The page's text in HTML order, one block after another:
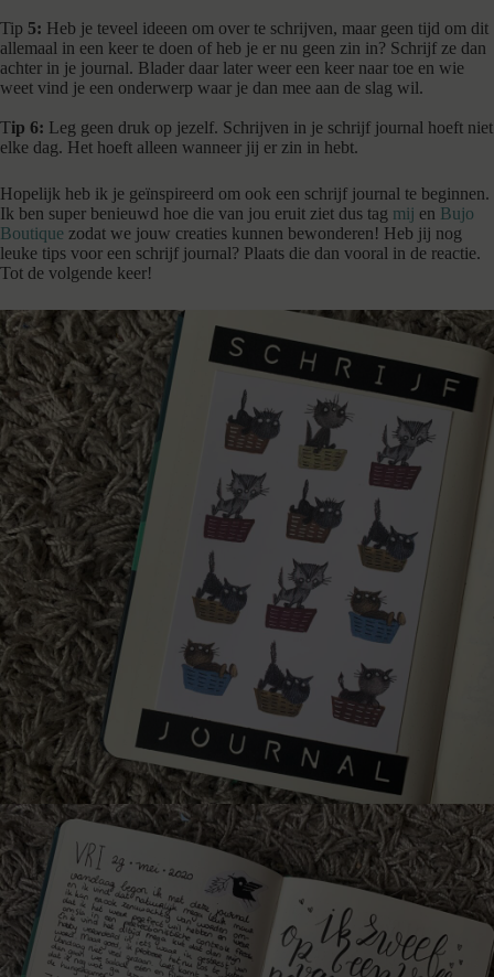
Tip 5: Heb je teveel ideeen om over te schrijven, maar geen tijd om dit
allemaal in een keer te doen of heb je er nu geen zin in? Schrijf ze dan
achter in je journal. Blader daar later weer een keer naar toe en wie
weet vind je een onderwerp waar je dan mee aan de slag wil.
Tip 6: Leg geen druk op jezelf. Schrijven in je schrijf journal hoeft niet
elke dag. Het hoeft alleen wanneer jij er zin in hebt.
Hopelijk heb ik je geïnspireerd om ook een schrijf journal te beginnen.
Ik ben super benieuwd hoe die van jou eruit ziet dus tag mij en Bujo
Boutique zodat we jouw creaties kunnen bewonderen! Heb jij nog
leuke tips voor een schrijf journal? Plaats die dan vooral in de reactie.
Tot de volgende keer!